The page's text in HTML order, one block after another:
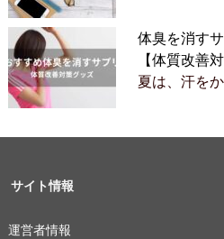
体臭を消す
【体質改善
夏は、汗を
サイト情報
運営者情報